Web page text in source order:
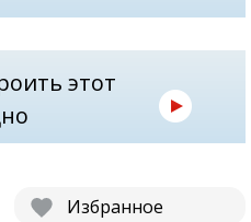
этот
Избранное